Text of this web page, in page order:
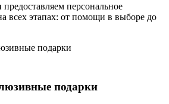
персональное
всех этапах: от помощи в выборе до
подарки